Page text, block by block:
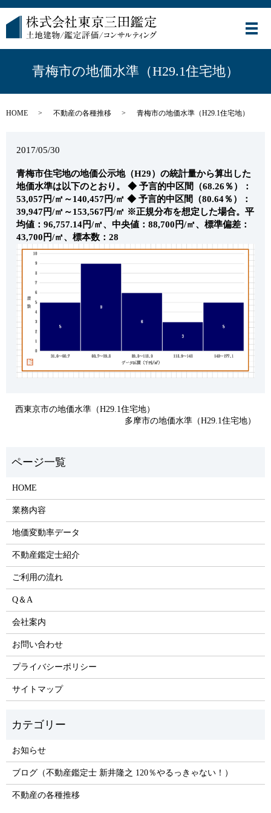
メ
青梅市の地価水準（H29.1住宅地）
HOME 不動産の各種推移 青梅市の地価水準（H29.1住宅地）
2017/05/30
青梅市住宅地の地価公示地（H29）の統計量から算出した
地価水準は以下のとおり。
◆ 予言的中区間（68.26％）：
53,057円/㎡～140,457円/㎡ ◆ 予言的中区間（80.64％）：
39,947円/㎡～153,567円/㎡ ※正規分布を想定した場合。平
均値：96,757.14円/㎡、中央値：88,700円/㎡、標準偏差：
43,700円/㎡、標本数：28
西東京市の地価水準（H29.1住宅地）
多摩市の地価水準（H29.1住宅地）
HOME
業務内容
地価変動率データ
不動産鑑定士紹介
ご利用の流れ
Q＆A
会社案内
お問い合わせ
プライバシーポリシー
サイトマップ
お知らせ
ブログ（不動産鑑定士 新井隆之 120％やるっきゃない！）
不動産の各種推移